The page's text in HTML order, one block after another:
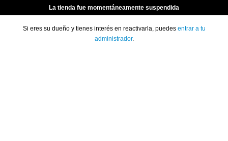
La tienda fue momentáneamente suspendida
Si eres su dueño y tienes interés en reactivarla, puedes entrar a tu
administrador.